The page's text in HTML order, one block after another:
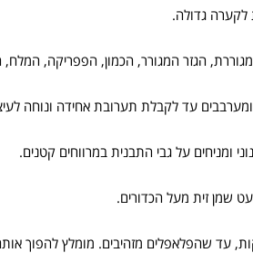
גדולה.
הגזר המגורר, הכמון, הפפריקה,
עד לקבלת תערובת אחידה ונוחה
ומניחים על גבי התבנית במרווחים קטנים.
שמן זית מעל הכדורים.